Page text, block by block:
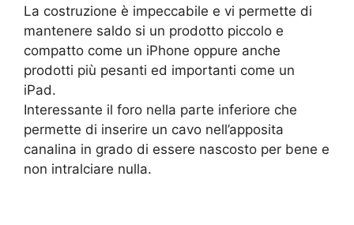
La costruzione è impeccabile e vi permette di
mantenere saldo si un prodotto piccolo e
compatto come un iPhone oppure anche
prodotti più pesanti ed importanti come un
iPad.
Interessante il foro nella parte inferiore che
permette di inserire un cavo nell’apposita
canalina in grado di essere nascosto per bene e
non intralciare nulla.